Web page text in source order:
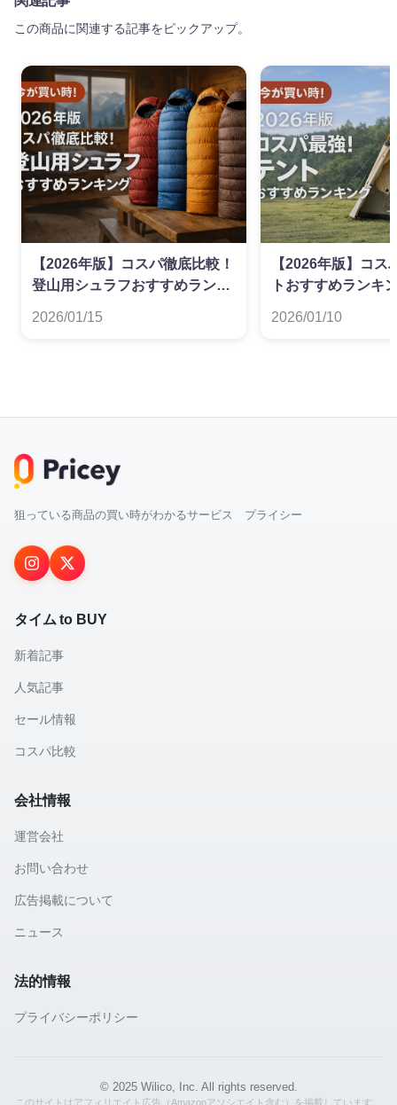
この商品に関連する記事をピックアップ。
【2026年版】コスパ徹底比較！
登山用シュラフおすすめランキ
2026/01/15
【2026年版】コス
トおすすめランキ
2026/01/10
狙っている商品の買い時がわかるサービス プライシー
タイム to BUY
新着記事
人気記事
セール情報
コスパ比較
会社情報
運営会社
お問い合わせ
広告掲載について
ニュース
法的情報
プライバシーポリシー
© 2025 Wilico, Inc. All rights reserved.
このサイトはアフィリエイト広告（Amazonアソシエイト含む）を掲載しています。